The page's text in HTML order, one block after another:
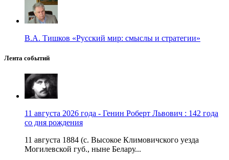
В.А. Тишков «Русский мир: смыслы и стратегии»
Лента событий
11 августа 2026 года - Генин Роберт Львович : 142 года
со дня рождения
11 августа 1884 (с. Высокое Климовичского уезда
Могилевской губ., ныне Белару...